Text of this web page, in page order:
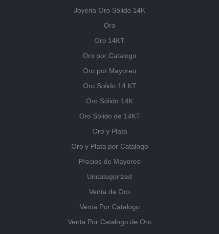
Joyeria Oro Sólido 14K
Oro
Oro 14KT
Oro por Catalogo
Oro por Mayoreo
Oro Solido 14 KT
Oro Sólido 14K
Oro Sólido de 14KT
Oro y Plata
Oro y Plata por Catalogo
Precios de Mayoreo
Uncategorized
Venta de Oro
Venta Por Catalogo
Venta Por Catalogo de Oro